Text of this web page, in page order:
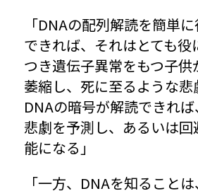
「DNAの配列解読を簡単
できれば、それはとても役
つき遺伝子異常をもつ子
萎縮し、死に至るような悲
DNAの暗号が解読できれ
悲劇を予測し、あるいは
能になる」
「一方、DNAを知ること